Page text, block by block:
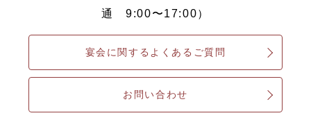
通 9:00〜17:00）
宴会に関するよくあるご質問
お問い合わせ